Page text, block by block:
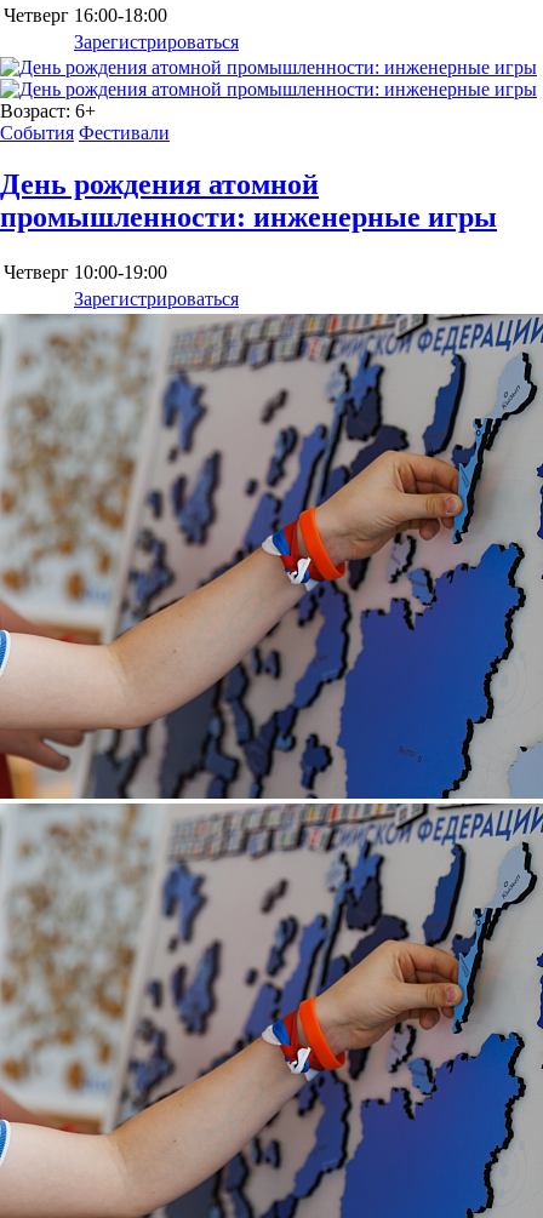
Четверг 16:00-18:00
Зарегистрироваться
Возраст: 6+
События Фестивали
День рождения атомной
промышленности: инженерные игры
Четверг 10:00-19:00
Зарегистрироваться